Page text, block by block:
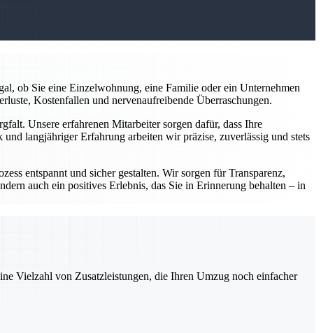
ob Sie eine Einzelwohnung, eine Familie oder ein Unternehmen
Kostenfallen und nervenaufreibende Überraschungen.
Unsere erfahrenen Mitarbeiter sorgen dafür, dass Ihre
langjähriger Erfahrung arbeiten wir präzise, zuverlässig und stets
entspannt und sicher gestalten. Wir sorgen für Transparenz,
auch ein positives Erlebnis, das Sie in Erinnerung behalten – in
Vielzahl von Zusatzleistungen, die Ihren Umzug noch einfacher